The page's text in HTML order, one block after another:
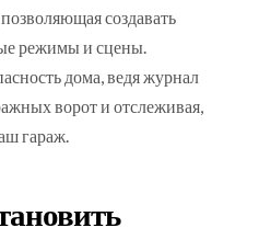
создавать
режимы и сцены.
дома, ведя журнал
ворот и отслеживая,
гараж.